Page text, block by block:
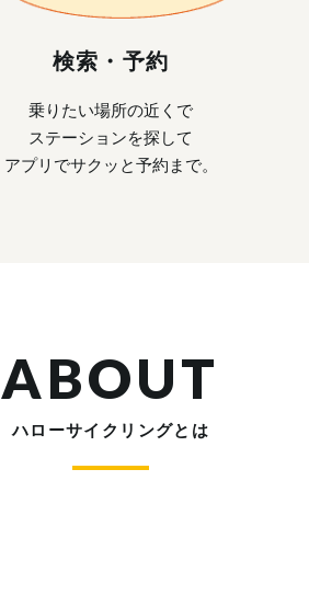
検索・予約
乗りたい場所の近くで
ステーションを探して
アプリでサクッと予約まで。
ABOUT
ハローサイクリングとは